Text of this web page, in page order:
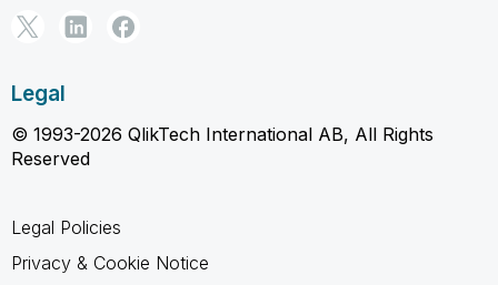
Legal
© 1993-2026 QlikTech International AB, All Rights
Reserved
Legal Policies
Privacy & Cookie Notice